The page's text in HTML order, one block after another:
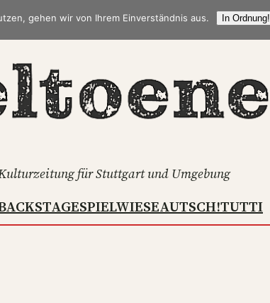
für Stuttgart und Umgebung
SPIELWIESEAUTSCH!TUTTI
gehen wir von Ihrem Einverständnis aus. In Ordnung!